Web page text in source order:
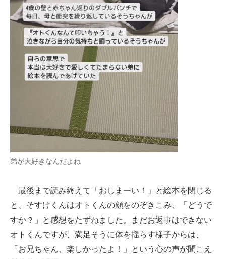
弟が大好きなんだよね
最後まで読み終えて「おしまーい！」と絵本を閉じる
と、そすけくんはオトくんの顔をのぞきこみ、「どうで
すか？」と感想をたずねました。まだお返事はできない
オトくんですが、満足そうに体を揺らす様子からは、
「お兄ちゃん、楽しかったよ！」という心の声が聞こえ